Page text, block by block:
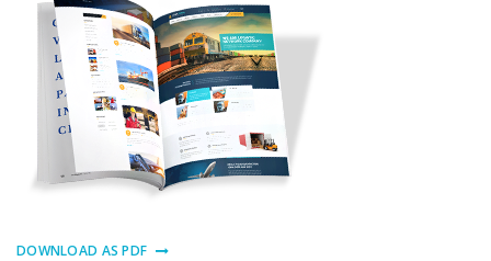
DOWNLOAD AS PDF